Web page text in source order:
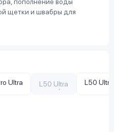
щетки и швабры для
Ultra L50 Ultra L50 Ultra